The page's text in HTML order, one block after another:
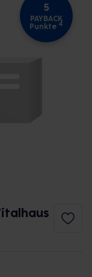
5
PAYBACK
Punkte 4